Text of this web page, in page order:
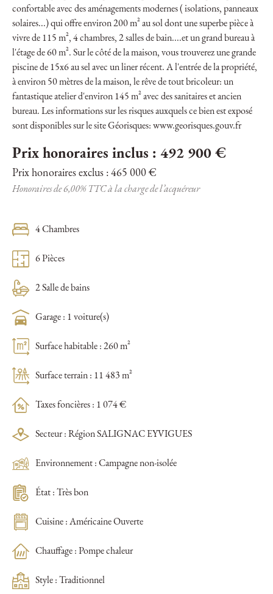
confortable avec des aménagements modernes ( isolations, panneaux
solaires...) qui offre environ 200 m² au sol dont une superbe pièce à
vivre de 115 m², 4 chambres, 2 salles de bain....et un grand bureau à
l'étage de 60 m². Sur le côté de la maison, vous trouverez une grande
piscine de 15x6 au sel avec un liner récent. A l'entrée de la propriété,
à environ 50 mètres de la maison, le rêve de tout bricoleur: un
fantastique atelier d'environ 145 m² avec des sanitaires et ancien
bureau. Les informations sur les risques auxquels ce bien est exposé
sont disponibles sur le site Géorisques: www.georisques.gouv.fr
Prix honoraires inclus : 492 900 €
Prix honoraires exclus : 465 000 €
Honoraires de 6,00% TTC à la charge de l’acquéreur
4 Chambres
6 Pièces
2 Salle de bains
Garage : 1 voiture(s)
Surface habitable : 260 m²
Surface terrain : 11 483 m²
Taxes foncières : 1 074 €
Secteur : Région SALIGNAC EYVIGUES
Environnement : Campagne non-isolée
État : Très bon
Cuisine : Américaine Ouverte
Chauffage : Pompe chaleur
Style : Traditionnel